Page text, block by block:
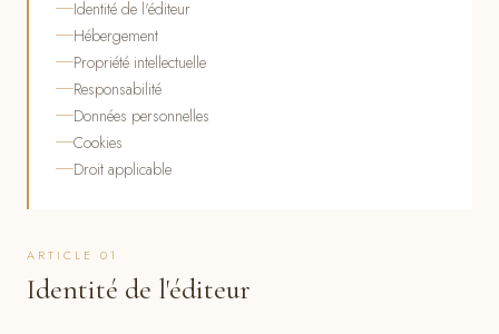
Identité de l'éditeur
Hébergement
Propriété intellectuelle
Responsabilité
Données personnelles
Cookies
Droit applicable
ARTICLE 01
Identité de l'éditeur